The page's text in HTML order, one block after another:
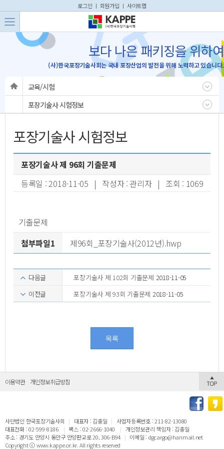
로그인 ㅣ 회원가입 ㅣ 사이트맵
보다 나은 패키징을 위하여
(사)한국포장기술사회는 국내 포장산업의 발전을 위해 노력하고 있습니다.
교육/시험
포장기술사 시험정보
포장기술사 시험정보
포장기술사 제 96회 기출문제
등록일 : 2018-11-05 | 작성자 : 관리자 | 조회 : 1069
기출문제
첨부파일1
제96회_포장기술사(2012년).hwp
다음글 포장기술사 제 102회 기출문제 2018-11-05
이전글
포장기술사 제 93회 기출문제 2018-11-05
목록
이용약관 개인정보취급방침
사단법인 한국포장기술사회 | 대표자 : 김충일 | 사업자등록번호 : 211-82-13080
대표전화 : 02-599-8186
| 팩스 : 02-2666-1040 | 개인정보관리 책임자 : 김충일
주소 : 경기도 안양시 동안구 안양판교로 20, 306-B94 | 이메일 : dgcargo@hanmail.net
Copyright ⓒ www.kappe.or.kr. All rights reserved